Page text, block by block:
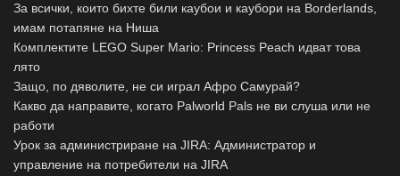
За всички, които бихте били каубои и каубори на Borderlands,
имам потапяне на Ниша
Комплектите LEGO Super Mario: Princess Peach идват това
лято
Защо, по дяволите, не си играл Афро Самурай?
Какво да направите, когато Palworld Pals не ви слуша или не
работи
Урок за администриране на JIRA: Администратор и
управление на потребители на JIRA